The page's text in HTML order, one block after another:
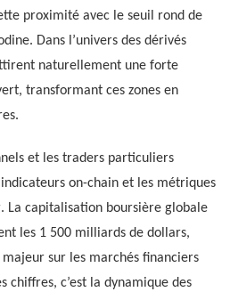
proximité avec le seuil rond de
Dans l’univers des dérivés
naturellement une forte
transformant ces zones en
et les traders particuliers
on-chain et les métriques
La capitalisation boursière globale
les 1 500 milliards de dollars,
sur les marchés financiers
chiffres, c’est la dynamique des